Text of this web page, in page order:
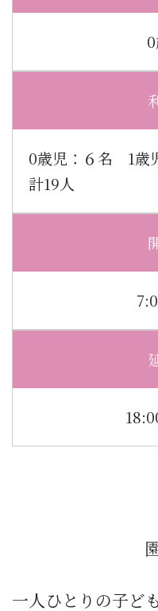
0歳児：６名 1
計19人
一人ひとりの子ど